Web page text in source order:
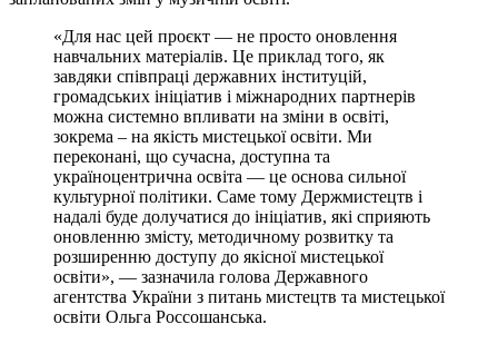
«Для нас цей проєкт — не просто оновлення
навчальних матеріалів. Це приклад того, як
завдяки співпраці державних інституцій,
громадських ініціатив і міжнародних партнерів
можна системно впливати на зміни в освіті,
зокрема – на якість мистецької освіти. Ми
переконані, що сучасна, доступна та
україноцентрична освіта — це основа сильної
культурної політики. Саме тому Держмистецтв і
надалі буде долучатися до ініціатив, які сприяють
оновленню змісту, методичному розвитку та
розширенню доступу до якісної мистецької
освіти», — зазначила голова Державного
агентства України з питань мистецтв та мистецької
освіти Ольга Россошанська.